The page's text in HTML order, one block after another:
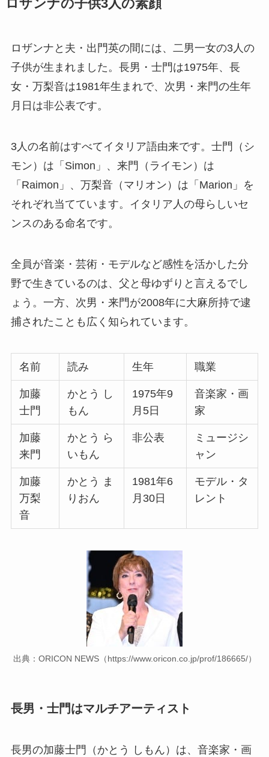
ロザンナの子供3人の素顔
ロザンナと夫・出門英の間には、二男一女の3人の
子供が生まれました。長男・士門は1975年、長
女・万梨音は1981年生まれで、次男・来門の生年
月日は非公表です。
3人の名前はすべてイタリア語由来です。士門（シ
モン）は「Simon」、来門（ライモン）は
「Raimon」、万梨音（マリオン）は「Marion」を
それぞれ当てています。イタリア人の母らしいセ
ンスのある命名です。
全員が音楽・芸術・モデルなど感性を活かした分
野で生きているのは、父と母ゆずりと言えるでし
ょう。一方、次男・来門が2008年に大麻所持で逮
捕されたことも広く知られています。
名前 読み 生年 職業
加藤
士門
かとう し
もん
1975年9
月5日
音楽家・画
家
加藤
来門
かとう ら
いもん
非公表
ミュージシ
ャン
加藤
万梨
音
かとう ま
りおん
1981年6
月30日
モデル・タ
レント
出典：ORICON NEWS（https://www.oricon.co.jp/prof/186665/）
長男・士門はマルチアーティスト
長男の加藤士門（かとう しもん）は、音楽家・画